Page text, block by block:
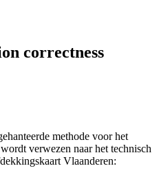
correctness
methode voor het
verwezen naar het technisch
Vlaanderen: